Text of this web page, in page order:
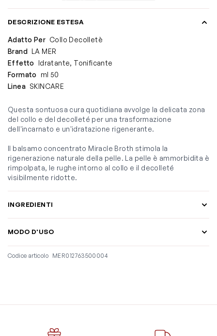
DESCRIZIONE ESTESA
Adatto Per Collo Decolletè
Brand LA MER
Effetto
Idratante, Tonificante
Formato
ml 50
Linea SKINCARE
Questa sontuosa cura quotidiana avvolge la delicata zona
del collo e del decolleté per una trasformazione
dell'incarnato e un'idratazione rigenerante.
Il balsamo concentrato Miracle Broth stimola la
rigenerazione naturale della pelle. La pelle è ammorbidita è
rimpolpata, le rughe intorno al collo e il decolleté
visibilmente ridotte.
INGREDIENTI
MODO D'USO
Codice articolo MER012763500004